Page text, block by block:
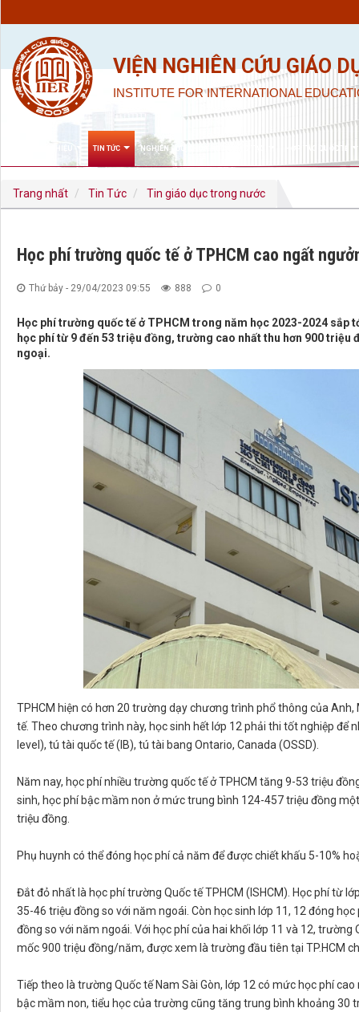
VIỆN NGHIÊN CỨU GIÁO
INSTITUTE FOR INTERNATIONAL
TIN TỨC NGHIÊN CỨU KHOA HỌC & ĐÀO TẠO HỢP TÁC QUỐC TẾ
Trang nhất Tin Tức Tin giáo dục trong nước
Học phí trường quốc tế ở TPHCM cao ngất
Thứ bảy - 29/04/2023 09:55 888 0
Học phí trường quốc tế ở TPHCM trong năm học 2023-2024
học phí từ 9 đến 53 triệu đồng, trường cao nhất thu hơn 900
ngoại.
TPHCM hiện có hơn 20 trường dạy chương trình phổ thông của
tế. Theo chương trình này, học sinh hết lớp 12 phải thi tốt nghiệp
level), tú tài quốc tế (IB), tú tài bang Ontario, Canada (OSSD).
Năm nay, học phí nhiều trường quốc tế ở TPHCM tăng 9-53 triệu
sinh, học phí bậc mầm non ở mức trung bình 124-457 triệu đồng
triệu đồng.
Phụ huynh có thể đóng học phí cả năm để được chiết khấu 5-10%
Đắt đỏ nhất là học phí trường Quốc tế TPHCM (ISHCM). Học phí từ
35-46 triệu đồng so với năm ngoái. Còn học sinh lớp 11, 12 đóng
đồng so với năm ngoái. Với học phí của hai khối lớp 11 và 12, trường
mốc 900 triệu đồng/năm, được xem là trường đầu tiên tại TP.HCM
Tiếp theo là trường Quốc tế Nam Sài Gòn, lớp 12 có mức học phí
bậc mầm non, tiểu học của trường cũng tăng trung bình khoảng 30